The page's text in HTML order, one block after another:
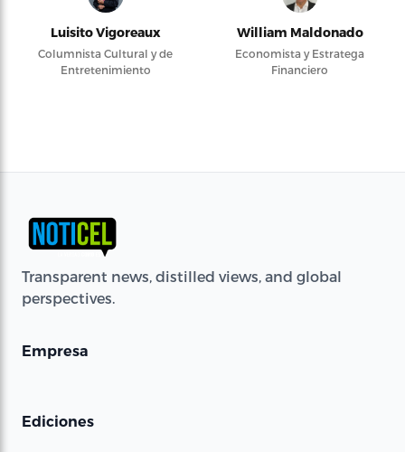
Luisito Vigoreaux
Columnista Cultural y de
Entretenimiento
William Maldonado
Economista y Estratega
Financiero
Transparent news, distilled views, and global
perspectives.
Empresa
Ediciones